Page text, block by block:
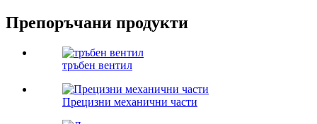
Препоръчани продукти
тръбен вентил
Прецизни механични части